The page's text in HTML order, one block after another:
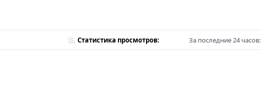
Статистика просмотров: За последние 24 часов: